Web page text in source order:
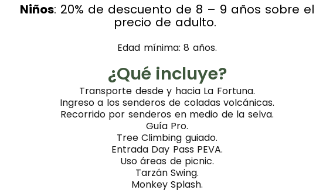
Niños: 20% de descuento de 8 – 9 años sobre el
precio de adulto.
Edad mínima: 8 años.
¿Qué incluye?
Transporte desde y hacia La Fortuna.
Ingreso a los senderos de coladas volcánicas.
Recorrido por senderos en medio de la selva.
Guía Pro.
Tree Climbing guiado.
Entrada Day Pass PEVA.
Uso áreas de picnic.
Tarzán Swing.
Monkey Splash.